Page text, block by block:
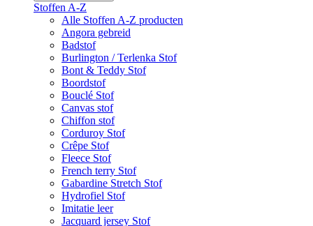
Stoffen A-Z
Alle Stoffen A-Z producten
Angora gebreid
Badstof
Burlington / Terlenka Stof
Bont & Teddy Stof
Boordstof
Bouclé Stof
Canvas stof
Chiffon stof
Corduroy Stof
Crêpe Stof
Fleece Stof
French terry Stof
Gabardine Stretch Stof
Hydrofiel Stof
Imitatie leer
Jacquard jersey Stof